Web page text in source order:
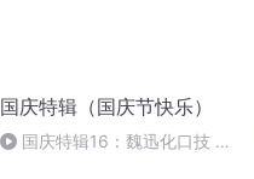
国庆特辑（国庆节快乐）
国庆特辑16：魏迅化口技 二